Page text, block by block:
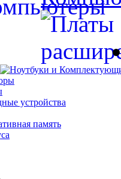
устройства
память